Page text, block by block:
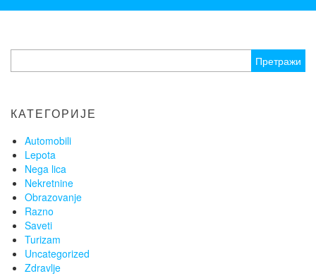
за:
КАТЕГОРИЈЕ
Automobili
Lepota
Nega lica
Nekretnine
Obrazovanje
Razno
Saveti
Turizam
Uncategorized
Zdravlje